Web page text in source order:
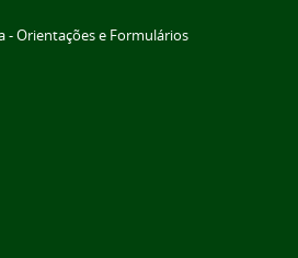
Orientações e Formulários